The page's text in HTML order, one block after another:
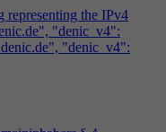
representing the IPv4
"denic_v4":
"denic_v4":